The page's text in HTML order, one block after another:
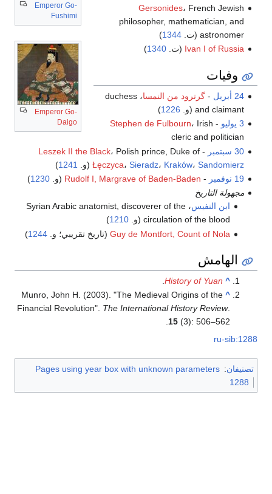
Emperor Go-
Fushimi
Emperor Go-
Daigo
Gersonides، French Jewish
philosopher, mathematician, and
astronomer (ت.
1344
)
Ivan I of Russia (ت.1340
)
وفيات
24 أبريل -گرترود من النمسا
، duchess
and claimant (و.
1226
)
3 يوليو
-
Stephen de Fulbourn، Irish
cleric and politician
30 سبتمبر
-
Leszek II the Black، Polish prince, Duke of
Łęczyca، Sieradz، Kraków، Sandomierz (و. 1241
)
19 نوفمبر
-
Rudolf I, Margrave of Baden-Baden (و.1230
)
مجهولة التاريخ
ابن النفيس
، Syrian Arabic anatomist, discoverer of the
circulation of the blood (و.
1210
)
Guy de Montfort, Count of Nola(تاريخ تقريبي؛ و. 1244
)
الهامش
^
History of Yuan
.
^
Munro, John H. (2003). "The Medieval Origins of the
Financial Revolution". The International History Review.
15 (3): 506–562.
ru-sib:1288
تصنيفان:
Pages using year box with unknown parameters
1288